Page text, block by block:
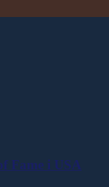
Fame i USA